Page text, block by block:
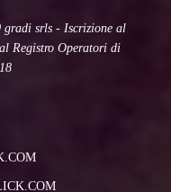
gradi srls - Iscrizione al
Registro Operatori di